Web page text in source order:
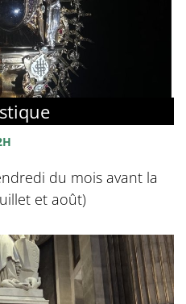
du mois avant la
et août)